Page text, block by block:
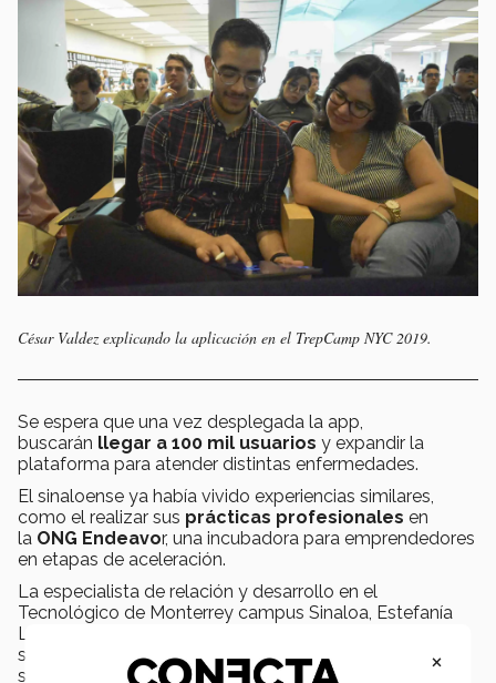
César Valdez explicando la aplicación en el TrepCamp NYC 2019.
Se espera que una vez desplegada la app,
buscarán llegar a 100 mil usuarios y expandir la
plataforma para atender distintas enfermedades.
El sinaloense ya había vivido experiencias similares,
como el realizar sus prácticas profesionales en
la ONG Endeavor, una incubadora para emprendedores
en etapas de aceleración.
La especialista de relación y desarrollo en el
Tecnológico de Monterrey campus Sinaloa, Estefanía
Llausás, remarcó la importancia que tienen en la
sociedad este tipo de trabajos sobre emprendimiento
social.
×